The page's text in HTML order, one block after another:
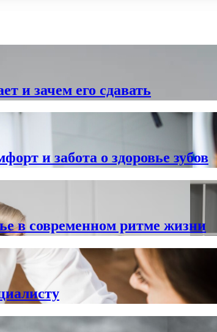
и зачем его сдавать
и забота о здоровье зубов
в современном ритме жизни